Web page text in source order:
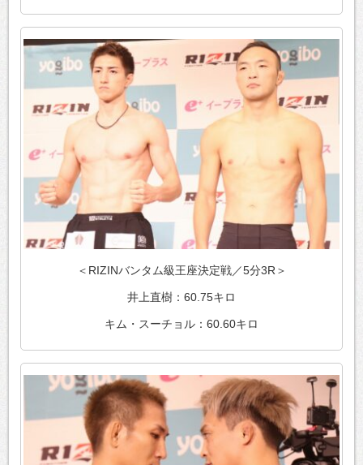
＜RIZINバンタム級王座決定戦／5分3R＞
井上直樹：60.75キロ
キム・スーチョル：60.60キロ